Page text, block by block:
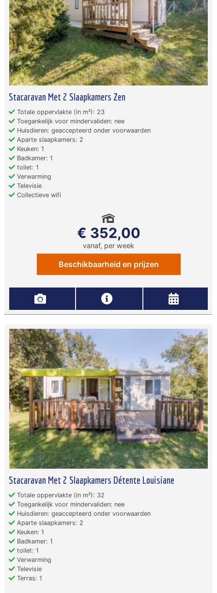
Stacaravan Met 2 Slaapkamers Zen
Totale oppervlakte (in m²): 23
Toegankelijk voor mindervaliden: nee
Huisdieren: geaccepteerd onder voorwaarden
Aparte slaapkamers: 2
Keuken: 1
Badkamer: 1
toilet: 1
Verwarming
Televisie
Collectieve wifi
€ 352,00
vanaf, per week
Beschikbaarheid en prijzen
Stacaravan Met 2 Slaapkamers Détente Louisiane
Totale oppervlakte (in m²): 32
Toegankelijk voor mindervaliden: nee
Huisdieren: geaccepteerd onder voorwaarden
Aparte slaapkamers: 2
Keuken: 1
Badkamer: 1
toilet: 1
Verwarming
Televisie
Terras: 1